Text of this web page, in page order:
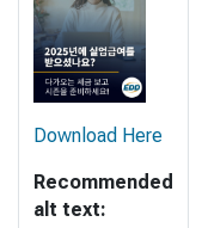
Download Here
Recommended
alt text: